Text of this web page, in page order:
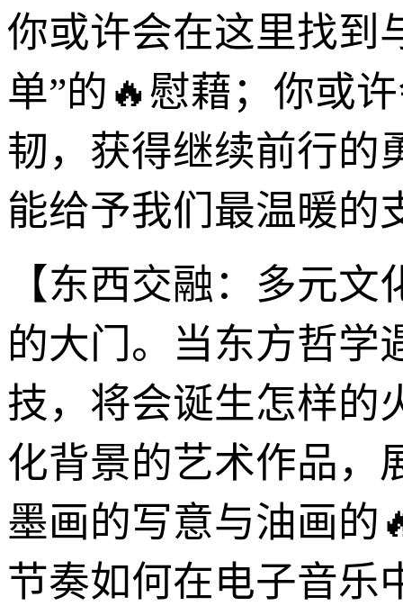
你或许会在这里找到
单”的🔥慰藉；你或
韧，获得继续前行的
能给予我们最温暖的
【东西交融：多元
的大门。当东方哲学
技，将会诞生怎样的
化背景的艺术作品，
墨画的写意与油画的
节奏如何在电子音乐